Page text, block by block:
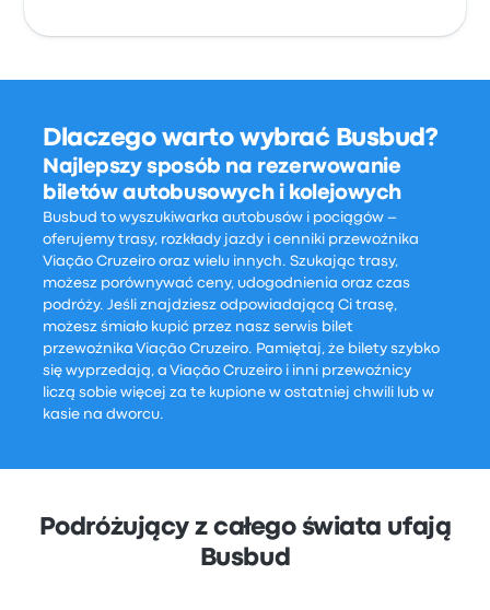
Dlaczego warto wybrać Busbud?
Najlepszy sposób na rezerwowanie
biletów autobusowych i kolejowych
Busbud to wyszukiwarka autobusów i pociągów –
oferujemy trasy, rozkłady jazdy i cenniki przewoźnika
Viação Cruzeiro oraz wielu innych. Szukając trasy,
możesz porównywać ceny, udogodnienia oraz czas
podróży. Jeśli znajdziesz odpowiadającą Ci trasę,
możesz śmiało kupić przez nasz serwis bilet
przewoźnika Viação Cruzeiro. Pamiętaj, że bilety szybko
się wyprzedają, a Viação Cruzeiro i inni przewoźnicy
liczą sobie więcej za te kupione w ostatniej chwili lub w
kasie na dworcu.
Podróżujący z całego świata ufają
Busbud